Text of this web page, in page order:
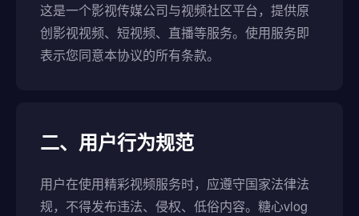
这是一个影视传媒公司与视频社区平台，提供原
创影视视频、短视频、直播等服务。使用服务即
表示您同意本协议的所有条款。
二、用户行为规范
用户在使用精彩视频服务时，应遵守国家法律法
规，不得发布违法、侵权、低俗内容。糖心vlog